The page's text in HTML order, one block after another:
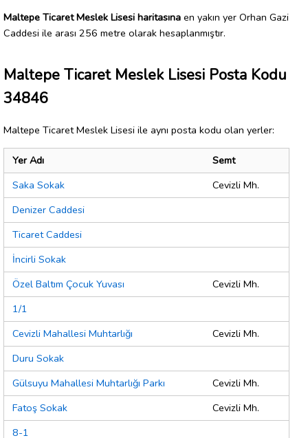
Maltepe Ticaret Meslek Lisesi haritasına en yakın yer Orhan Gazi
Caddesi ile arası 256 metre olarak hesaplanmıştır.
Maltepe Ticaret Meslek Lisesi Posta Kodu
34846
Maltepe Ticaret Meslek Lisesi ile aynı posta kodu olan yerler:
Yer Adı
Semt
Saka Sokak
Cevizli Mh.
Denizer Caddesi
Ticaret Caddesi
İncirli Sokak
Özel Baltım Çocuk Yuvası
Cevizli Mh.
1/1
Cevizli Mahallesi Muhtarlığı
Cevizli Mh.
Duru Sokak
Gülsuyu Mahallesi Muhtarlığı Parkı
Cevizli Mh.
Fatoş Sokak
Cevizli Mh.
8-1